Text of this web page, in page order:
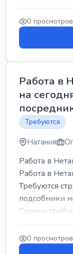
0 просмотров
Работа в
на
Требуются
Натания
Работа в
Работа в
Требуются
подсобники
Срочно
0 просмотров